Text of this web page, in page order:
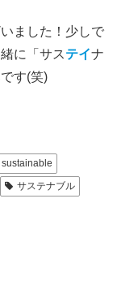
ました！少しで
に「サステイナ
す(笑)
sustainable
サステナブル